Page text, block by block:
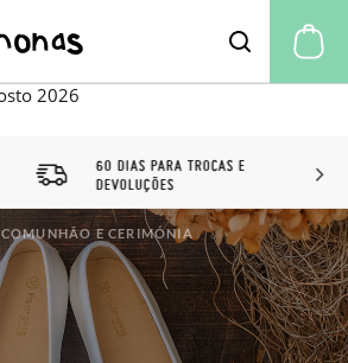
60 DIAS PARA TROCAS E
DEVOLUÇÕES
COMUNHÃO E CERIMÓNIA